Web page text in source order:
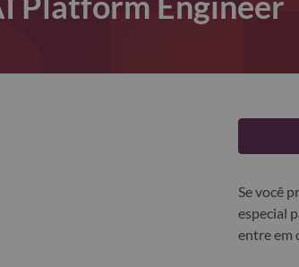
Se você
especial
entre em